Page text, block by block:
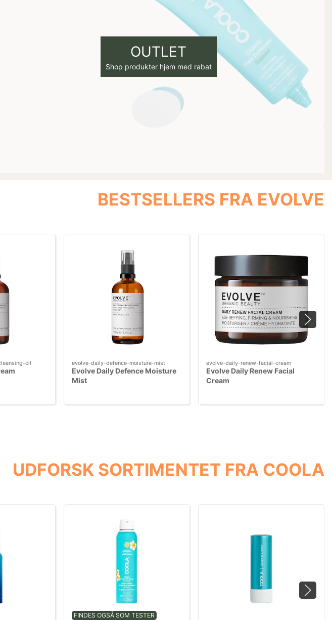
OUTLET
Shop produkter hjem med rabat
BESTSELLERS FRA EVOLVE
oil evolve-daily-defence-moisture-mist
Evolve Daily Defence Moisture
Mist
evolve-daily-renew-facial-cream
Evolve Daily Renew Facial
Cream
UDFORSK SORTIMENTET FRA COOLA
FINDES OGSÅ SOM TESTER